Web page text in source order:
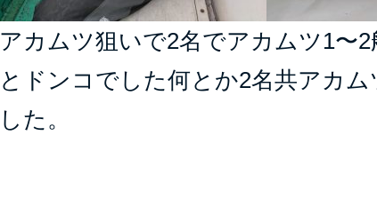
アカムツ狙いで2名でアカムツ1〜
とドンコでした何とか2名共アカ
した。